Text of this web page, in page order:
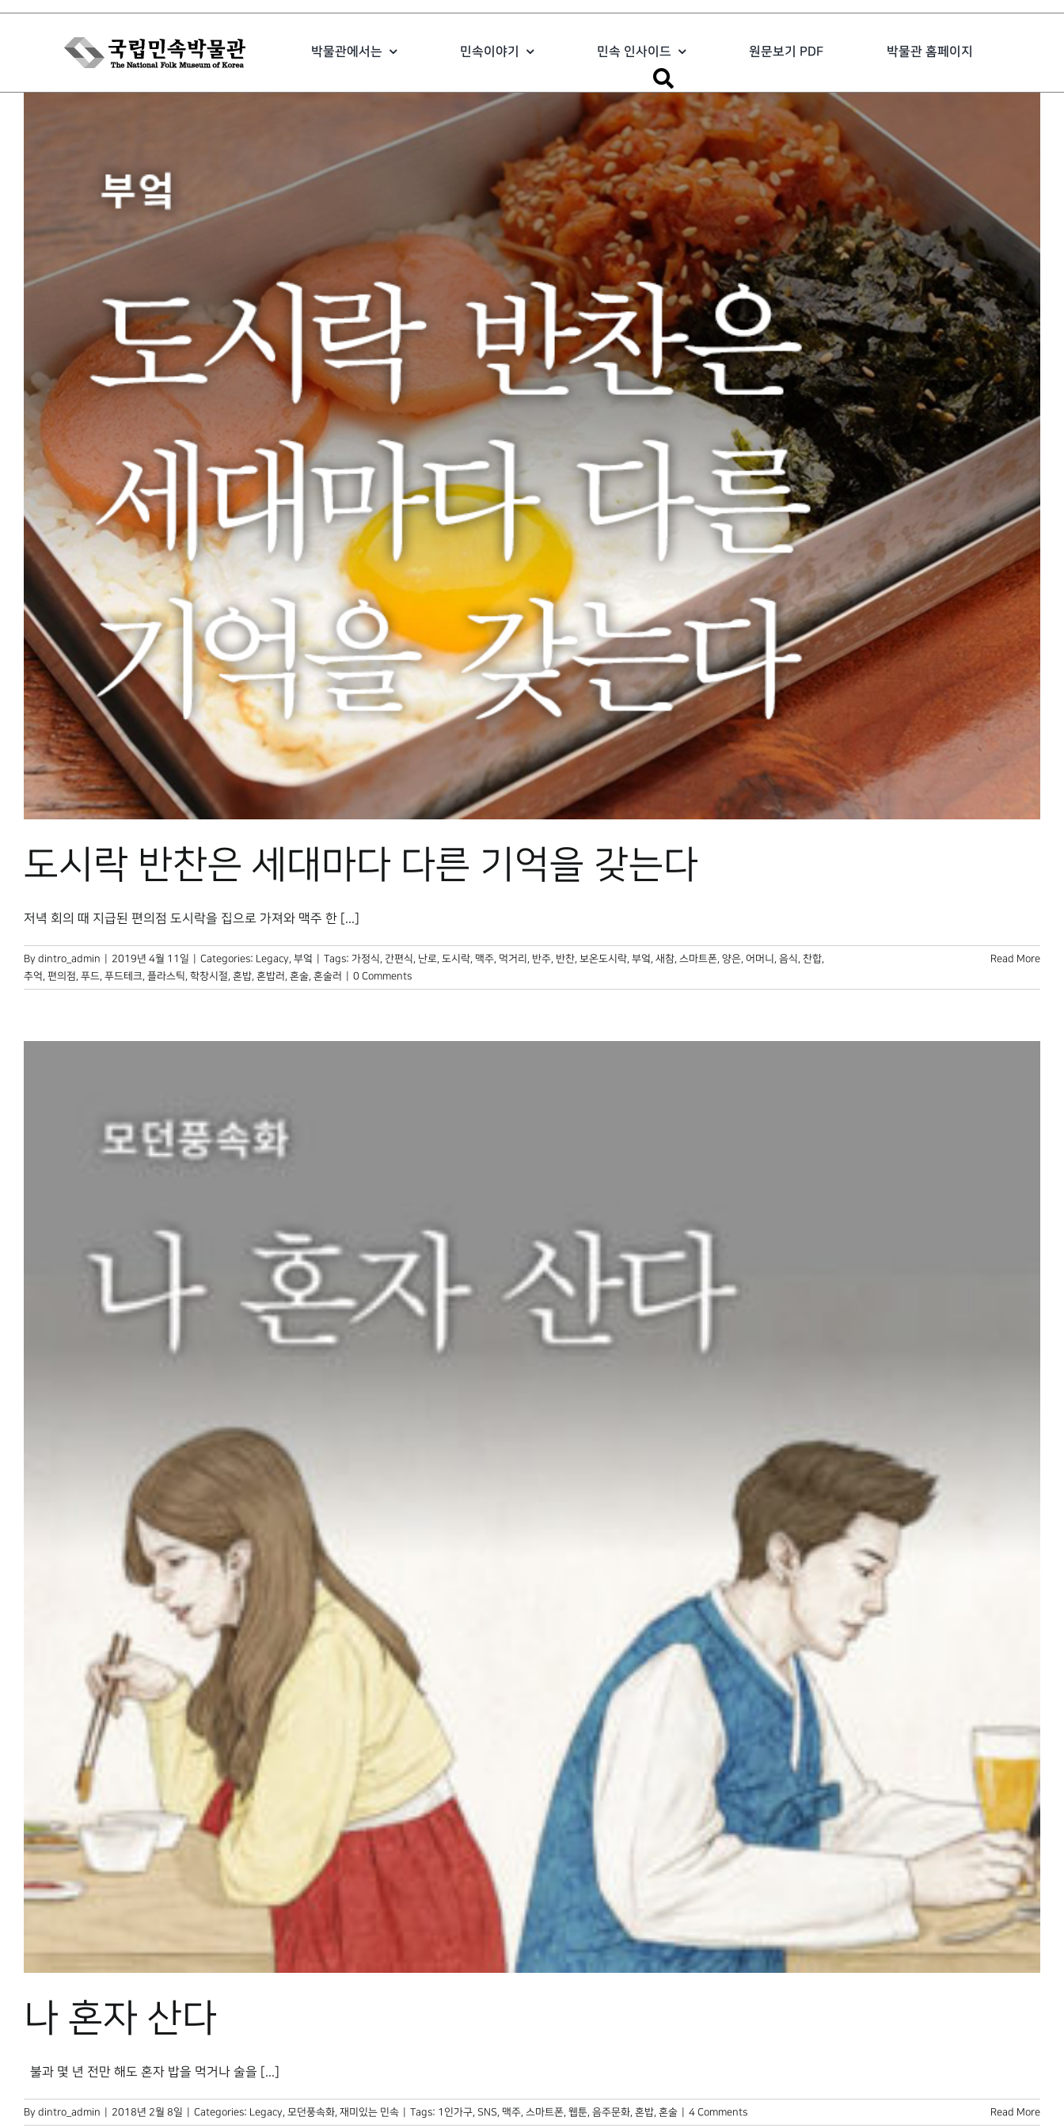
Skip
박물관에서는 민속이야기 민속 인사이드 원문보기 PDF 박물관 홈페이지
도시락 반찬은 세대마다 다른 기억을 갖는다
저녁 회의 때 지급된 편의점 도시락을 집으로 가져와 맥주 한 [...]
By dintro_admin 2019년 4월 11일 Categories: Legacy, 부엌 Tags: 가정식, 간편식, 난로, 도시락, 맥주, 먹거리 , 반주, 반찬, 보온도시락, 부엌, 새참, 스마트폰, 양은, 어머니 , 음식, 찬합,
추억, 편의점, 푸드, 푸드테크, 플라스틱, 학창시절, 혼밥, 혼밥러 , 혼술, 혼술러 0 Comments
Read More
나 혼자 산다
불과 몇 년 전만 해도 혼자 밥을 먹거나 술을 [...]
By dintro_admin 2018년 2월 8일 Categories: Legacy, 모던풍속화, 재미있는 민속 Tags: 1인가구, SNS, 맥주, 스마트폰, 웹툰, 음주문화, 혼밥, 혼술 4 Comments Read More